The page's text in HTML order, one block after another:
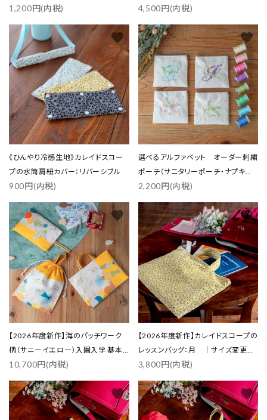
1,200円(内税)
お出かけに
4,500円(内税)
《ひんやり冷感生地》カレイドスコー
プの水筒肩紐カバー：リバーシブル
900円(内税)
favorite
選べるアルファベット オーダー刺繍
ポーチ（サニタリーポーチ・ナプキン
ポーチ）
2,200円(内税)
favorite
【2026年度新作】海のパッチワーク
柄（サニーイエロー）入園入学 基本
の3点セット
10,700円(内税)
favorite
【2026年度新作】カレイドスコープの
レッスンバッグ：月 ｜サイズ変更対
応
3,800円(内税)
favorite
favorite favorite